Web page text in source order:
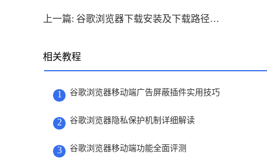
上一篇: 谷歌浏览器下载安装及下载路径修改与管理教程
相关教程
1 谷歌浏览器移动端广告屏蔽插件实用技巧
2 谷歌浏览器隐私保护机制详细解读
3 谷歌浏览器移动端功能全面评测